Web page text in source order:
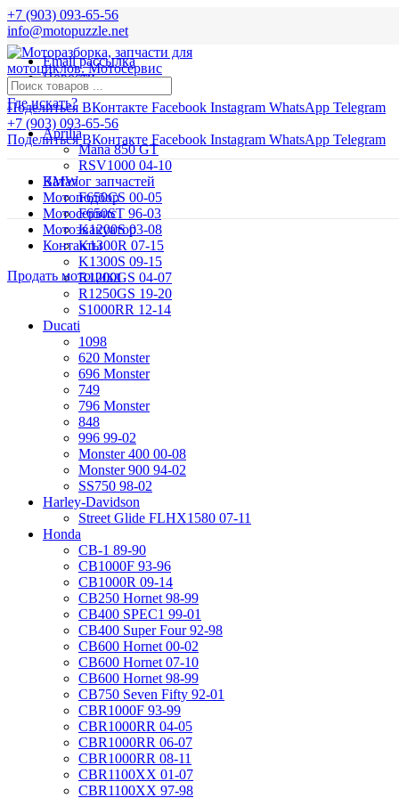
+7 (903) 093-65-56
info@motopuzzle.net
Email рассылка
Новости
Поделиться ВКонтакте Facebook Instagram WhatsApp Telegram
+7 (903) 093-65-56
Поделиться ВКонтакте Facebook Instagram WhatsApp Telegram
Где искать?
Aprilia
Mana 850 GT
RSV1000 04-10
BMW
F650CS 00-05
F650ST 96-03
K1200S 03-08
K1300R 07-15
K1300S 09-15
R1200GS 04-07
R1250GS 19-20
S1000RR 12-14
Ducati
1098
620 Monster
696 Monster
749
796 Monster
848
996 99-02
Monster 400 00-08
Monster 900 94-02
SS750 98-02
Harley-Davidson
Street Glide FLHX1580 07-11
Honda
CB-1 89-90
CB1000F 93-96
CB1000R 09-14
CB250 Hornet 98-99
CB400 SPEC1 99-01
CB400 Super Four 92-98
CB600 Hornet 00-02
CB600 Hornet 07-10
CB600 Hornet 98-99
CB750 Seven Fifty 92-01
CBR1000F 93-99
CBR1000RR 04-05
CBR1000RR 06-07
CBR1000RR 08-11
CBR1100XX 01-07
CBR1100XX 97-98
Каталог запчастей
Мотоподбор
Мотосервис
Мотоэвакуатор
Контакты
Продать мотоцикл